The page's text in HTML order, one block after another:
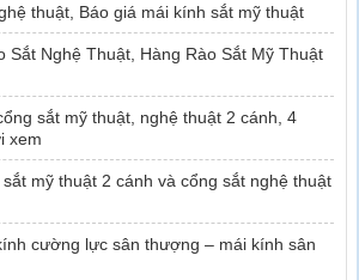
thuật, Báo giá mái kính sắt mỹ thuật
Sắt Nghệ Thuật, Hàng Rào Sắt Mỹ Thuật
sắt mỹ thuật, nghệ thuật 2 cánh, 4
xem
mỹ thuật 2 cánh và cổng sắt nghệ thuật
cường lực sân thượng – mái kính sân